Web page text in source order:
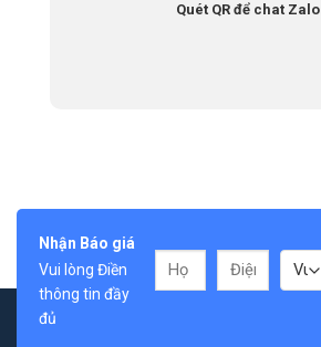
Quét QR để chat Zalo
Nhận Báo giá
Vui lòng Điền
thông tin đầy
đủ